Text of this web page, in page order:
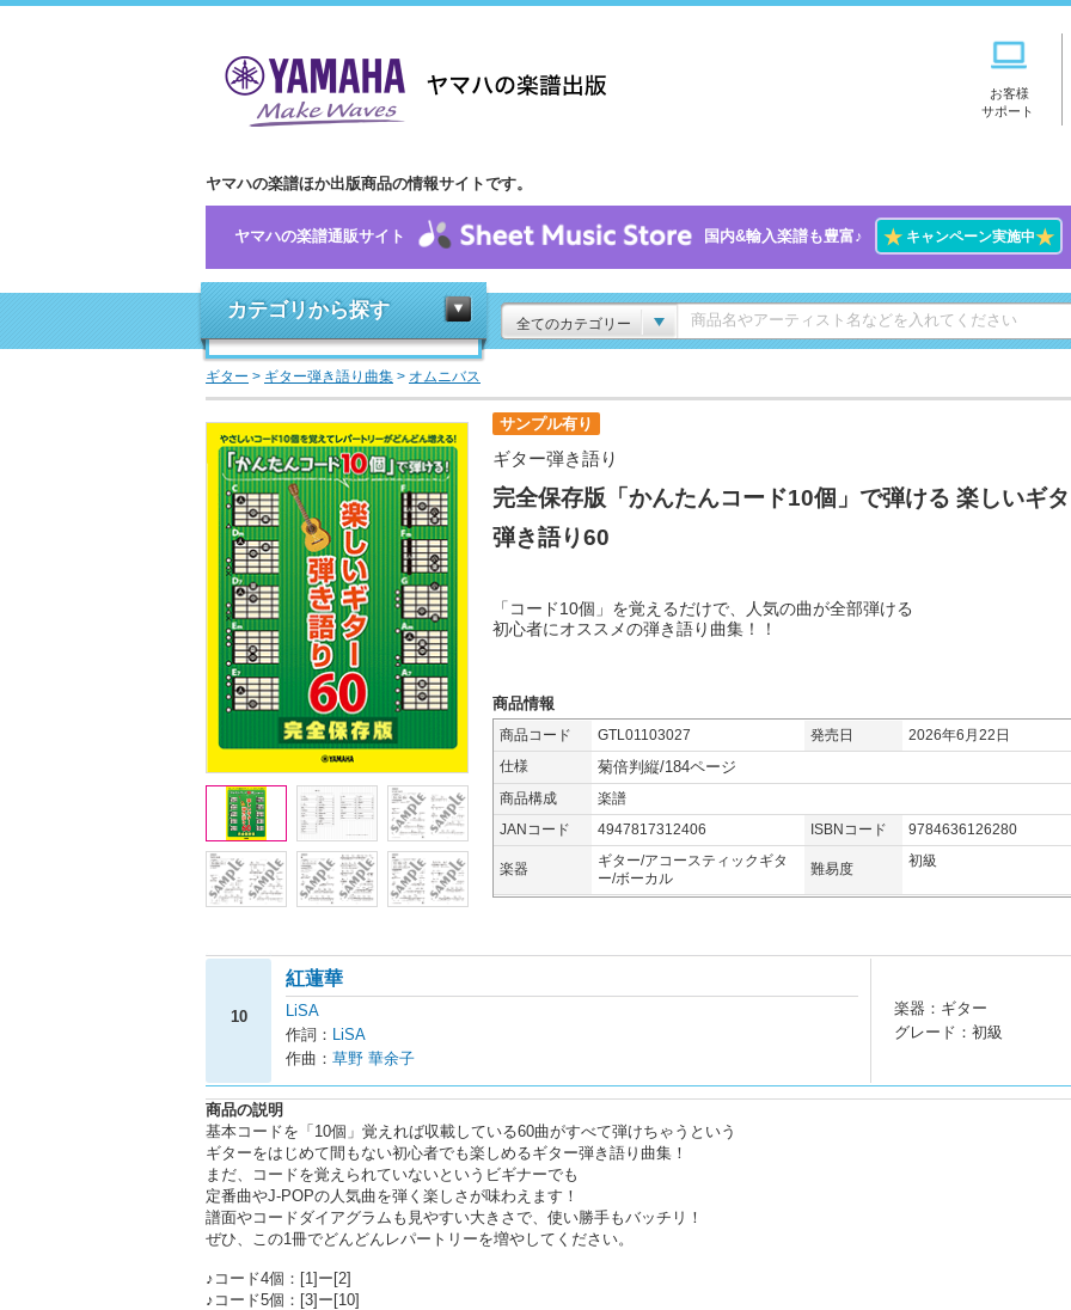
お客様
サポート
ヤマハの楽譜ほか出版商品の情報サイトです。
ヤマハの楽譜通販サイト 国内&輸入楽譜も豊富♪ ★キャンペーン実施中★
カテゴリから探す
全てのカテゴリー
ギター > ギター弾き語り曲集 > オムニバス
サンプル有り
ギター弾き語り
完全保存版「かんたんコード10個」で弾ける 楽しいギ
弾き語り60
「コード10個」を覚えるだけで、人気の曲が全部弾ける
初心者にオススメの弾き語り曲集！！
商品情報
商品コード GTL01103027 発売日
2026年6月22日
仕様
菊倍判縦/184ページ
商品構成
楽譜
JANコード
4947817312406 ISBNコード 9784636126280
楽器
ギター/アコースティックギタ
ー/ボーカル
難易度 初級
10
紅蓮華
LiSA
作詞：
LiSA
作曲： 草野 華余子
楽器：ギター
グレード：初級
商品の説明
基本コードを「10個」覚えれば収載している60曲がすべて弾けちゃうという
ギターをはじめて間もない初心者でも楽しめるギター弾き語り曲集！
まだ、コードを覚えられていないというビギナーでも
定番曲やJ-POPの人気曲を弾く楽しさが味わえます！
譜面やコードダイアグラムも見やすい大きさで、使い勝手もバッチリ！
ぜひ、この1冊でどんどんレパートリーを増やしてください。
♪コード4個：[1]ー[2]
♪コード5個：[3]ー[10]